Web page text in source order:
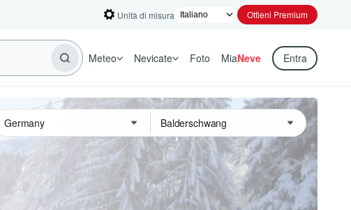
Unità di misura Ottieni Premium
Meteo Nevicate Foto MiaNeve Entra